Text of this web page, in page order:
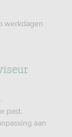
werkdagen
past.
aan